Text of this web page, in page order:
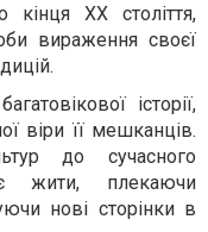
кінця XX століття,
вираження своєї
історії,
віри її мешканців.
до сучасного
жити, плекаючи
нові сторінки в